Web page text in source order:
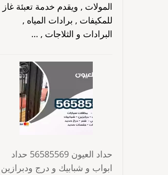
المولات , ويقدم خدمة تعبئة غاز
للمكيفات , برادات المياه ,
البرادات و الثلاجات , …
حداد العيون 56585569 حداد
ابواب و شبابيك و درج ودبرازين